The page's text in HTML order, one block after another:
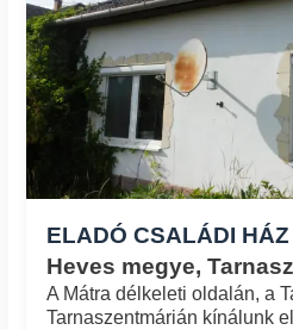
ELADÓ CSALÁDI HÁZ
Heves megye,
A Mátra délkeleti oldalán, a
Tarnaszentmárián kínálunk